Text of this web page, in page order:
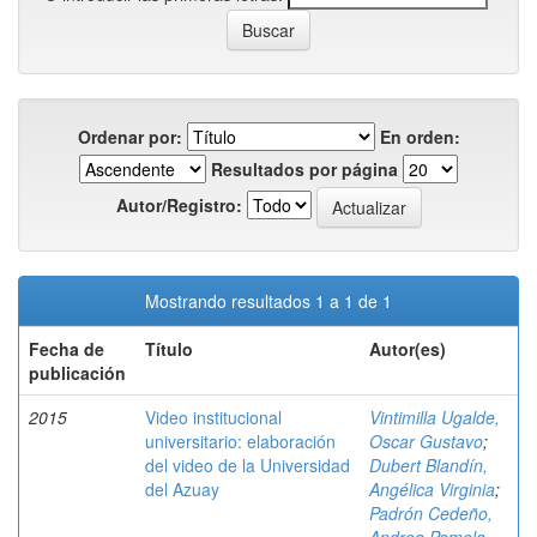
Ordenar por:
En orden:
Resultados por página
Autor/Registro:
Mostrando resultados 1 a 1 de 1
Fecha de
publicación
Título Autor(es)
2015
Video institucional
universitario: elaboración
del video de la Universidad
del Azuay
Vintimilla Ugalde,
Oscar Gustavo;
Dubert Blandín,
Angélica Virginia;
Padrón Cedeño,